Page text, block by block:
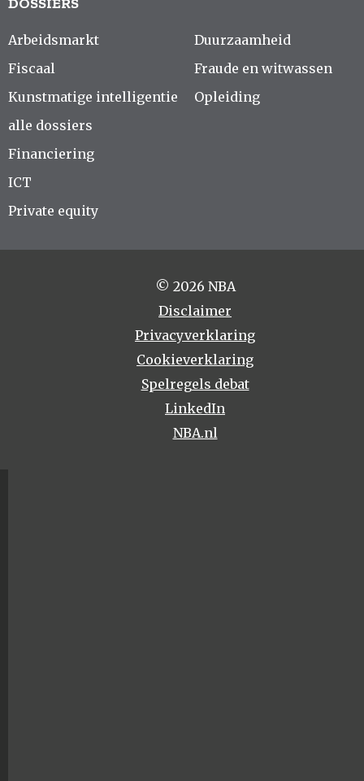
Arbeidsmarkt
Fiscaal
Kunstmatige intelligentie
alle dossiers
Duurzaamheid
Fraude en witwassen
Opleiding
Financiering
ICT
Private equity
© 2026 NBA
Disclaimer
Privacyverklaring
Cookieverklaring
Spelregels debat
LinkedIn
NBA.nl